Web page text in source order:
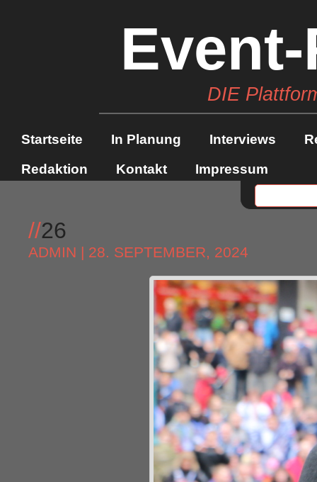
DIE
Startseite In Planung Interviews
Redaktion
Kontakt Impressum
//26
ADMIN | 28. SEPTEMBER, 2024